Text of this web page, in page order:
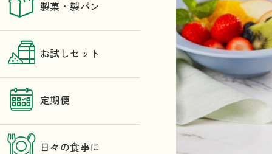
製菓・製パン
お試しセット
定期便
日々の食事に